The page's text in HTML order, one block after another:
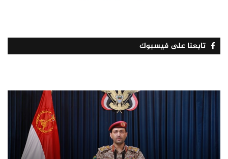
تابعنا على فيسبوك